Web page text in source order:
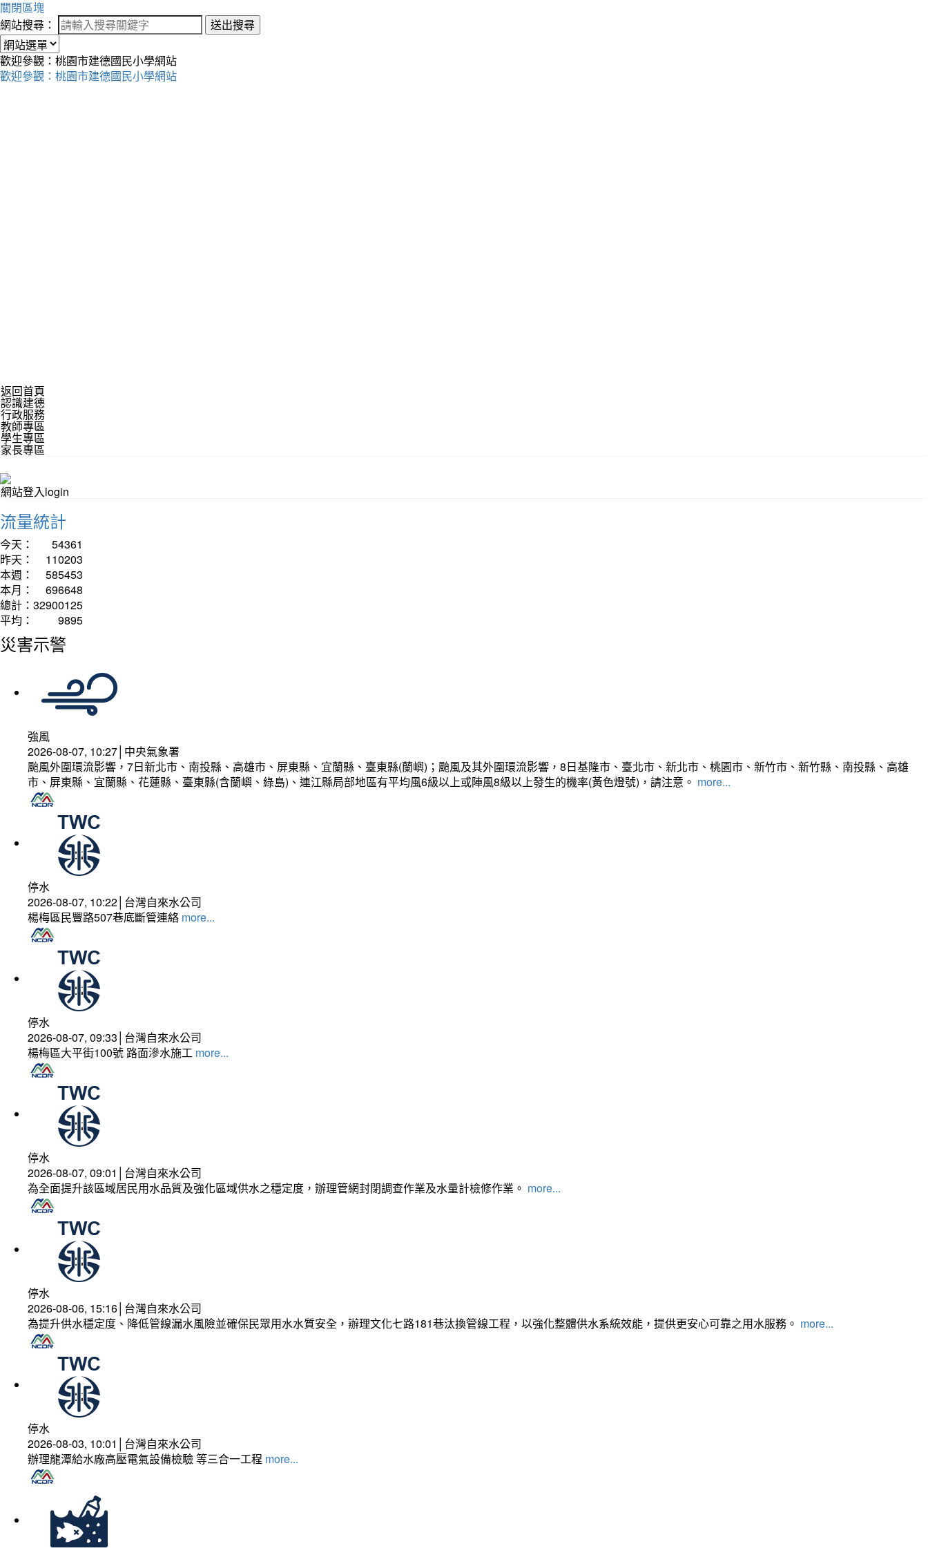
關閉區塊
網站搜尋：
送出搜尋
歡迎參觀：桃園市建德國民小學網站
歡迎參觀：桃園市建德國民小學網站
返回首頁
認識建德
行政服務
教師專區
學生專區
家長專區
網站登入login
流量統計
今天：
54361
昨天：
110203
本週：
585453
本月：
696648
總計： 32900125
平均：
9895
災害示警
強風
2026-08-07, 10:27│中央氣象署
颱風外圍環流影響，7日新北市、南投縣、高雄市、屏東縣、宜蘭縣、臺東縣(蘭嶼)；颱風及其外圍環流影響，8日基隆市、臺北市、新北市、桃園市、新竹市、新竹縣、南投縣、高雄
市、屏東縣、宜蘭縣、花蓮縣、臺東縣(含蘭嶼、綠島)、連江縣局部地區有平均風6級以上或陣風8級以上發生的機率(黃色燈號)，請注意。 more...
停水
2026-08-07, 10:22│台灣自來水公司
楊梅區民豐路507巷底斷管連絡 more...
停水
2026-08-07, 09:33│台灣自來水公司
楊梅區大平街100號 路面滲水施工 more...
停水
2026-08-07, 09:01│台灣自來水公司
為全面提升該區域居民用水品質及強化區域供水之穩定度，辦理管網封閉調查作業及水量計檢修作業。 more...
停水
2026-08-06, 15:16│台灣自來水公司
為提升供水穩定度、降低管線漏水風險並確保民眾用水水質安全，辦理文化七路181巷汰換管線工程，以強化整體供水系統效能，提供更安心可靠之用水服務。 more...
停水
2026-08-03, 10:01│台灣自來水公司
辦理龍潭給水廠高壓電氣設備檢驗 等三合一工程 more...